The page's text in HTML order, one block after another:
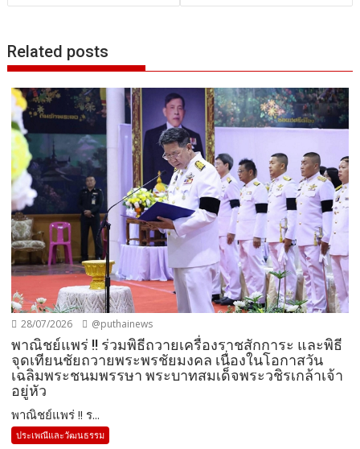
Related posts
28/07/2026 @puthainews
พาณิชย์แพร่ !! ร่วมพิธีถวายเครื่องราชสักการะ และพิธี
จุดเทียนชัยถวายพระพรชัยมงคล เนื่องในโอกาสวัน
เฉลิมพระชนมพรรษา พระบาทสมเด็จพระวชิรเกล้าเจ้า
อยู่หัว
พาณิชย์แพร่ !! ร...
ประเพณีและวัฒนธรรม